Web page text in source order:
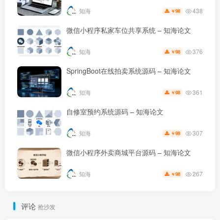
知海 ￥98 438
微信小程序私家车位共享系统 – 知海论文
知海 ￥98 376
SpringBoot在线拍卖系统源码 – 知海论文
知海 ￥98 361
自修室预约系统源码 – 知海论文
知海 ￥98 307
微信小程序外卖商城平台源码 – 知海论文
知海 ￥98 267
评论 抢沙发